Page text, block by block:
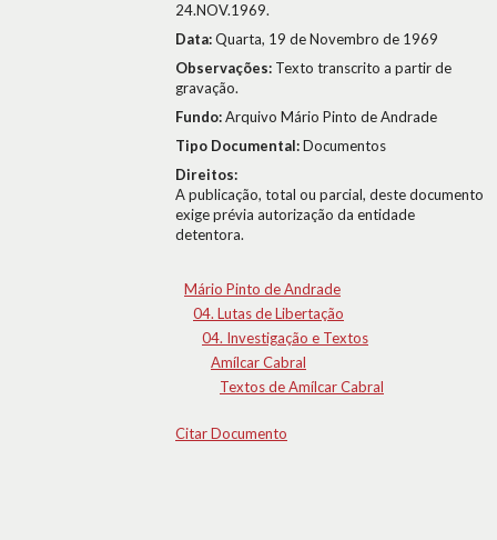
24.NOV.1969.
Data:Quarta, 19 de Novembro de 1969
Observações: Texto transcrito a partir de
gravação.
Fundo:Arquivo Mário Pinto de Andrade
Tipo Documental:Documentos
Direitos:
A publicação, total ou parcial, deste documento
exige prévia autorização da entidade
detentora.
Mário Pinto de Andrade
04. Lutas de Libertação
04. Investigação e Textos
Amílcar Cabral
Textos de Amílcar Cabral
Citar Documento